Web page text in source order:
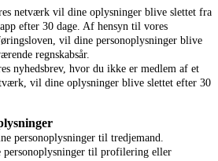
netværk vil dine oplysninger blive slettet fra
efter 30 dage. Af hensyn til vores
vil dine personoplysninger blive
regnskabsår.
nyhedsbrev, hvor du ikke er medlem af et
vil dine oplysninger blive slettet efter 30
personoplysninger til tredjemand.
personoplysninger til profilering eller